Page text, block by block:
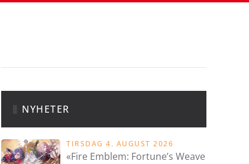
NYHETER
TIRSDAG 4. AUGUST 2026
«Fire Emblem: Fortune’s Weave